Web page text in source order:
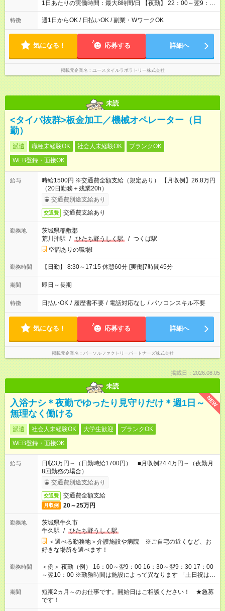
1日あたりの実働時間：最大8時間/日 【夜勤】 22：00～翌9：
00 ※週1日～OK ／ 夜勤専従 ＊＊ 勤務時間例 ＊＊ ■22時か
ら翌7時 ■23時から翌8時 ■24時から翌9時 など ※上記の時間
ます。 ※曜日固定（毎週同じ曜日での勤務となります）
特徴 週1日からOK / 日払いOK / 副業・WワークOK
気になる！ 応募する 詳細へ
掲載元企業名 ユースタイルラボラトリー株式会社
未読
<タイパ抜群>板金加工／機械オペレーター（日
勤）
派遣 職種未経験OK 社会人未経験OK
ブランクOK
WEB登録・面接OK
給与
時給1500円 ※交通費全額支給（規定あり） 【月収例】26.8万円
（20日勤務＋残業20h）
交通費別途支給あり
交通費 交通費支給あり
勤務地
茨城県稲敷郡
荒川沖駅 / ひたち野うしく駅 / つくば駅
空調ありの職場!
勤務時間 【日勤】 8:30～17:15 休憩60分 [実働]7時間45分
期間 即日～長期
特徴 日払いOK / 履歴書不要 / 電話対応なし / パソコンスキル不要
気になる！ 応募する 詳細へ
掲載元企業名 パーソルファクトリーパートナーズ株式会社
掲載日：2026.08.05
未読
NEW
入浴ナシ＊夜勤でゆったり見守りだけ＊週1日～
無理なく働ける
派遣 社会人未経験OK 大学生歓迎
ブランクOK
WEB登録・面接OK
給与
日収3万円～（日勤時給1700円） ■月収例24.4万円～（夜勤月
8回勤務の場合）
交通費別途支給あり
交通費 交通費全額支給
月収例 20～25万円
勤務地
茨城県牛久市
牛久駅 / ひたち野うしく駅
＜選べる勤務地＞介護施設や病院 ※ご自宅の近くなど、お
好きな場所を選べます！
勤務時間
＜例＞ 夜勤（例） 16：00～翌9：00 16：30～翌9：30 17：00
～翌10：00 ※勤務時間は施設によって異なります 「土日祝は休
みたい」 「しっかり稼ぎたい」 「もう少し遅い時間から始めた
い」など ご希望にあったお仕事をご案内いたします。 ※未経験
の方の場合は1～2ヶ月間は日中での仕事を経験いただき、 お
仕事に慣れてからの夜勤になります。 ★家庭の都合でお休みが
期間
短期2ヵ月～のお仕事です。開始日はご相談ください！ ★急募
です！